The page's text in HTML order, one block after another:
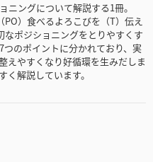
ニングについて解説する1冊。
）食べるよろこびを（T）伝え
ポジショニングをとりやすくす
のポイントに分かれており、実
えやすくなり好循環を生みだしま
く解説しています。